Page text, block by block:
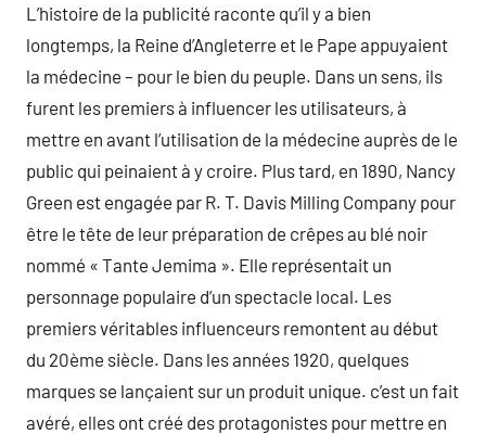
L’histoire de la publicité raconte qu’il y a bien
longtemps, la Reine d’Angleterre et le Pape appuyaient
la médecine – pour le bien du peuple. Dans un sens, ils
furent les premiers à influencer les utilisateurs, à
mettre en avant l’utilisation de la médecine auprès de le
public qui peinaient à y croire. Plus tard, en 1890, Nancy
Green est engagée par R. T. Davis Milling Company pour
être le tête de leur préparation de crêpes au blé noir
nommé « Tante Jemima ». Elle représentait un
personnage populaire d’un spectacle local. Les
premiers véritables influenceurs remontent au début
du 20ème siècle. Dans les années 1920, quelques
marques se lançaient sur un produit unique. c’est un fait
avéré, elles ont créé des protagonistes pour mettre en